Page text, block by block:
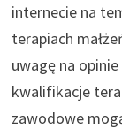
internecie na
terapiach
uwagę na
kwalifikacje
zawodowe